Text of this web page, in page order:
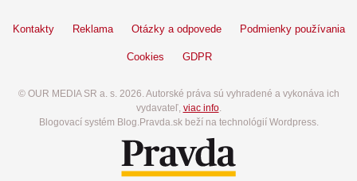
Kontakty Reklama Otázky a odpovede Podmienky používania
Cookies GDPR
© OUR MEDIA SR a. s. 2026. Autorské práva sú vyhradené a vykonáva ich
vydavateľ, viac info.
Blogovací systém Blog.Pravda.sk beží na technológií Wordpress.